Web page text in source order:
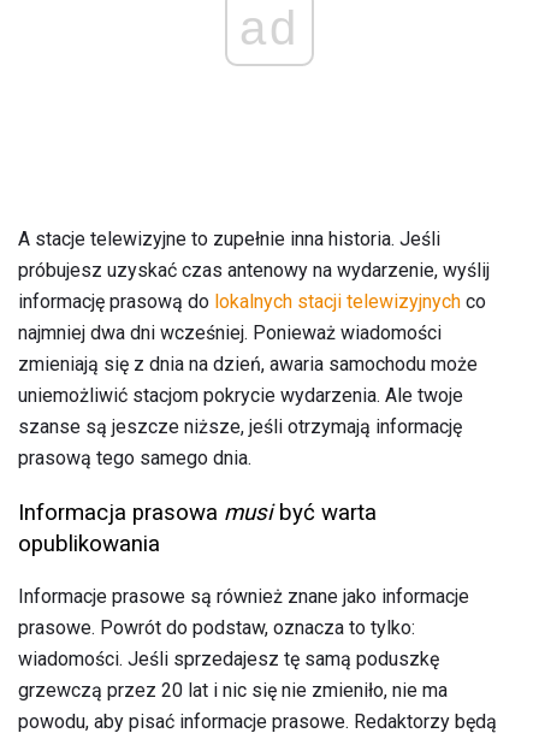
ad
A stacje telewizyjne to zupełnie inna historia. Jeśli
próbujesz uzyskać czas antenowy na wydarzenie, wyślij
informację prasową do lokalnych stacji telewizyjnych co
najmniej dwa dni wcześniej. Ponieważ wiadomości
zmieniają się z dnia na dzień, awaria samochodu może
uniemożliwić stacjom pokrycie wydarzenia. Ale twoje
szanse są jeszcze niższe, jeśli otrzymają informację
prasową tego samego dnia.
Informacja prasowa musibyć warta
opublikowania
Informacje prasowe są również znane jako informacje
prasowe. Powrót do podstaw, oznacza to tylko:
wiadomości. Jeśli sprzedajesz tę samą poduszkę
grzewczą przez 20 lat i nic się nie zmieniło, nie ma
powodu, aby pisać informacje prasowe. Redaktorzy będą